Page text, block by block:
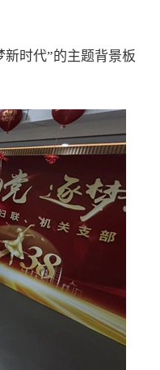
时代”的主题背景板